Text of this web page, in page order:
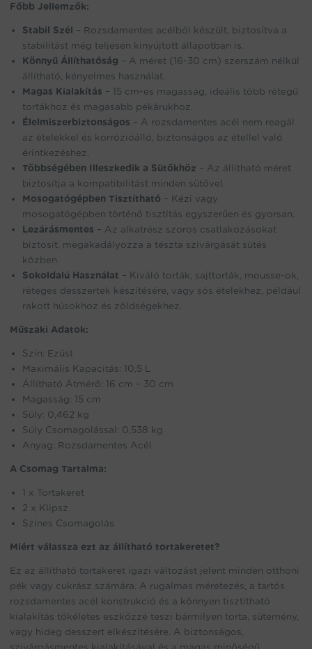
Főbb Jellemzők:
Stabil Szél – Rozsdamentes acélból készült, biztosítva a
stabilitást még teljesen kinyújtott állapotban is.
Könnyű Állíthatóság – A méret (16-30 cm) szerszám nélkül
állítható, kényelmes használat.
Magas Kialakítás – 15 cm-es magasság, ideális több rétegű
tortákhoz és magasabb pékárukhoz.
Élelmiszerbiztonságos – A rozsdamentes acél nem reagál
az ételekkel és korrózióálló, biztonságos az étellel való
érintkezéshez.
Többségében Illeszkedik a Sütőkhöz – Az állítható méret
biztosítja a kompatibilitást minden sütővel.
Mosogatógépben Tisztítható – Kézi vagy
mosogatógépben történő tisztítás egyszerűen és gyorsan.
Lezárásmentes – Az alkatrész szoros csatlakozásokat
biztosít, megakadályozza a tészta szivárgását sütés
közben.
Sokoldalú Használat – Kiváló torták, sajttorták, mousse-ok,
réteges desszertek készítésére, vagy sós ételekhez, például
rakott húsokhoz és zöldségekhez.
Műszaki Adatok:
Szín: Ezüst
Maximális Kapacitás: 10,5 L
Állítható Átmérő: 16 cm – 30 cm
Magasság: 15 cm
Súly: 0,462 kg
Súly Csomagolással: 0,538 kg
Anyag: Rozsdamentes Acél
A Csomag Tartalma:
1 x Tortakeret
2 x Klipsz
Színes Csomagolás
Miért válassza ezt az állítható tortakeretet?
Ez az állítható tortakeret igazi változást jelent minden otthoni
pék vagy cukrász számára. A rugalmas méretezés, a tartós
rozsdamentes acél konstrukció és a könnyen tisztítható
kialakítás tökéletes eszközzé teszi bármilyen torta, sütemény,
vagy hideg desszert elkészítésére. A biztonságos,